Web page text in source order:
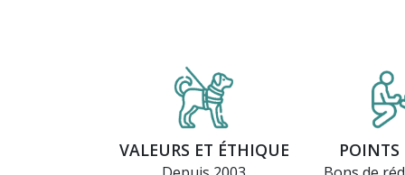
VALEURS ET ÉTHIQUE POINTS